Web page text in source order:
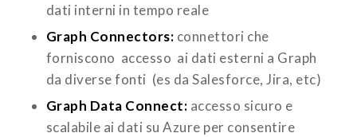
dati interni in tempo reale
Graph Connectors: connettori che
forniscono accesso ai dati esterni a Graph
da diverse fonti (es da Salesforce, Jira, etc)
Graph Data Connect: accesso sicuro e
scalabile ai dati su Azure per consentire